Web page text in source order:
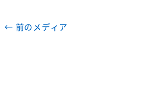
← 前のメディア